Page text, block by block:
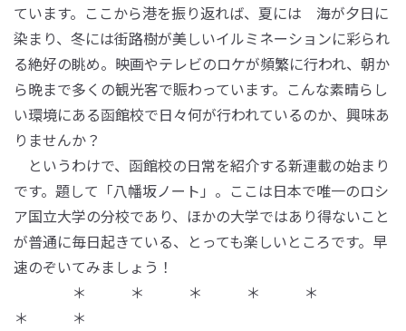
ています。ここから港を振り返れば、夏には 海が夕日に
染まり、冬には街路樹が美しいイルミネーションに彩られ
る絶好の眺め。映画やテレビのロケが頻繁に行われ、朝か
ら晩まで多くの観光客で賑わっています。こんな素晴らし
い環境にある函館校で日々何が行われているのか、興味あ
りませんか？
というわけで、函館校の日常を紹介する新連載の始まり
です。題して「八幡坂ノート」。ここは日本で唯一のロシ
ア国立大学の分校であり、ほかの大学ではあり得ないこと
が普通に毎日起きている、とっても楽しいところです。早
速のぞいてみましょう！
＊ ＊ ＊ ＊ ＊
＊ ＊